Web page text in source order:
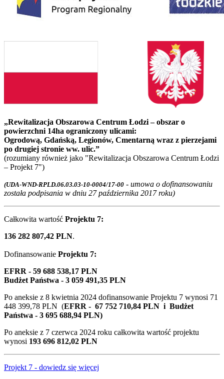
„Rewitalizacja Obszarowa Centrum Łodzi – obszar o
powierzchni 14ha ograniczony ulicami:
Ogrodową, Gdańską, Legionów, Cmentarną wraz z pierzejami
po drugiej stronie ww. ulic.”
(rozumiany również jako "Rewitalizacja Obszarowa Centrum Łodzi
– Projekt 7")
(UDA-WND-RPLD.06.03.03-10-0004/17-00 - umowa o dofinansowaniu
została podpisania w dniu 27 października 2017 roku)
Całkowita wartość Projektu 7:
136 282 807,42 PLN.
Dofinansowanie Projektu 7:
EFRR - 59 688 538,17 PLN
Budżet Państwa - 3 059 491,35 PLN
Po aneksie z 8 kwietnia 2024 dofinansowanie Projektu 7 wynosi 71
448 399,78 PLN (EFRR - 67 752 710,84 PLN i Budżet
Państwa - 3 695 688,94 PLN)
Po aneksie z 7 czerwca 2024 roku całkowita wartość projektu
wynosi 193 696 812,02 PLN
Projekt 7 - dowiedz się więcej